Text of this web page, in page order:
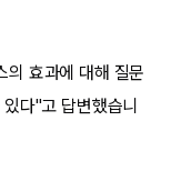
의 효과에 대해 질문
다"고 답변했습니